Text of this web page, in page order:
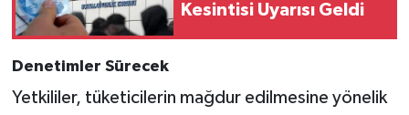
Kesintisi Uyarısı Geldi
Denetimler Sürecek
Yetkililer, tüketicilerin mağdur edilmesine yönelik